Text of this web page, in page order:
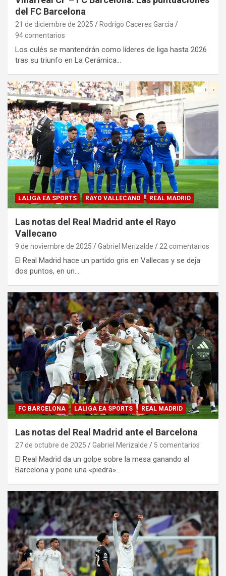
del FC Barcelona
21 de diciembre de 2025
Rodrigo Caceres Garcia
94 comentarios
Los culés se mantendrán como líderes de liga hasta 2026
tras su triunfo en La Cerámica…
LALIGA EA SPORTS RAYO VALLECANO REAL MADRID
Las notas del Real Madrid ante el Rayo
Vallecano
9 de noviembre de 2025 Gabriel Merizalde 22 comentarios
El Real Madrid hace un partido gris en Vallecas y se deja
dos puntos, en un…
FC BARCELONA LALIGA EA SPORTS REAL MADRID
Las notas del Real Madrid ante el Barcelona
27 de octubre de 2025 Gabriel Merizalde 5 comentarios
El Real Madrid da un golpe sobre la mesa ganando al
Barcelona y pone una «piedra»…